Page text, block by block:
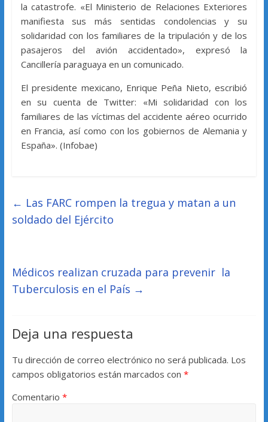
la catastrofe. «El Ministerio de Relaciones Exteriores
manifiesta sus más sentidas condolencias y su
solidaridad con los familiares de la tripulación y de los
pasajeros del avión accidentado», expresó la
Cancillería paraguaya en un comunicado.
El presidente mexicano, Enrique Peña Nieto, escribió
en su cuenta de Twitter: «Mi solidaridad con los
familiares de las víctimas del accidente aéreo ocurrido
en Francia, así como con los gobiernos de Alemania y
España». (Infobae)
← Las FARC rompen la tregua y matan a un
soldado del Ejército
Médicos realizan cruzada para prevenir la
Tuberculosis en el País →
Deja una respuesta
Tu dirección de correo electrónico no será publicada. Los
campos obligatorios están marcados con *
Comentario *